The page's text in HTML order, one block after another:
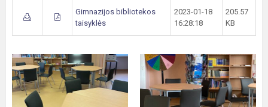
Gimnazijos bibliotekos
taisyklės
2023-01-18
16:28:18
205.57
KB